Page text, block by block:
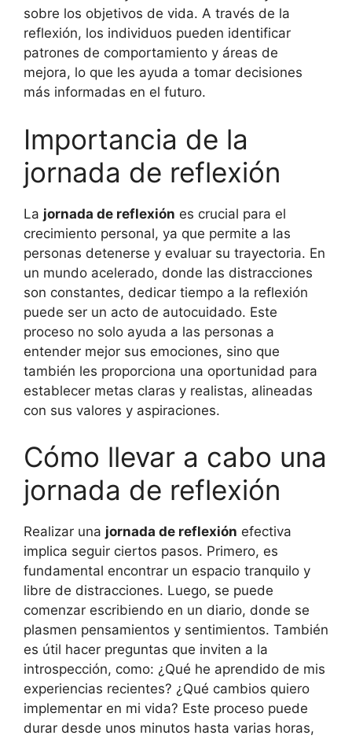
sobre los objetivos de vida. A través de la
reflexión, los individuos pueden identificar
patrones de comportamiento y áreas de
mejora, lo que les ayuda a tomar decisiones
más informadas en el futuro.
Importancia de la
jornada de reflexión
La jornada de reflexión es crucial para el
crecimiento personal, ya que permite a las
personas detenerse y evaluar su trayectoria. En
un mundo acelerado, donde las distracciones
son constantes, dedicar tiempo a la reflexión
puede ser un acto de autocuidado. Este
proceso no solo ayuda a las personas a
entender mejor sus emociones, sino que
también les proporciona una oportunidad para
establecer metas claras y realistas, alineadas
con sus valores y aspiraciones.
Cómo llevar a cabo una
jornada de reflexión
Realizar una jornada de reflexión efectiva
implica seguir ciertos pasos. Primero, es
fundamental encontrar un espacio tranquilo y
libre de distracciones. Luego, se puede
comenzar escribiendo en un diario, donde se
plasmen pensamientos y sentimientos. También
es útil hacer preguntas que inviten a la
introspección, como: ¿Qué he aprendido de mis
experiencias recientes? ¿Qué cambios quiero
implementar en mi vida? Este proceso puede
durar desde unos minutos hasta varias horas,